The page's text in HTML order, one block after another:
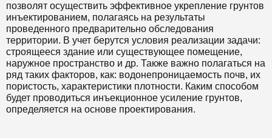
позволят осуществить эффективное укрепление грунтов
инъектированием, полагаясь на результаты
проведенного предварительно обследования
территории. В учет берутся условия реализации задачи:
строящееся здание или существующее помещение,
наружное пространство и др. Также важно полагаться на
ряд таких факторов, как: водонепроницаемость почв, их
пористость, характеристики плотности. Каким способом
будет проводиться инъекционное усиление грунтов,
определяется на основе проектирования.